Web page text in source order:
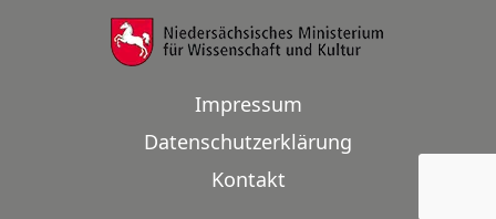
Impressum
Datenschutzerklärung
Kontakt